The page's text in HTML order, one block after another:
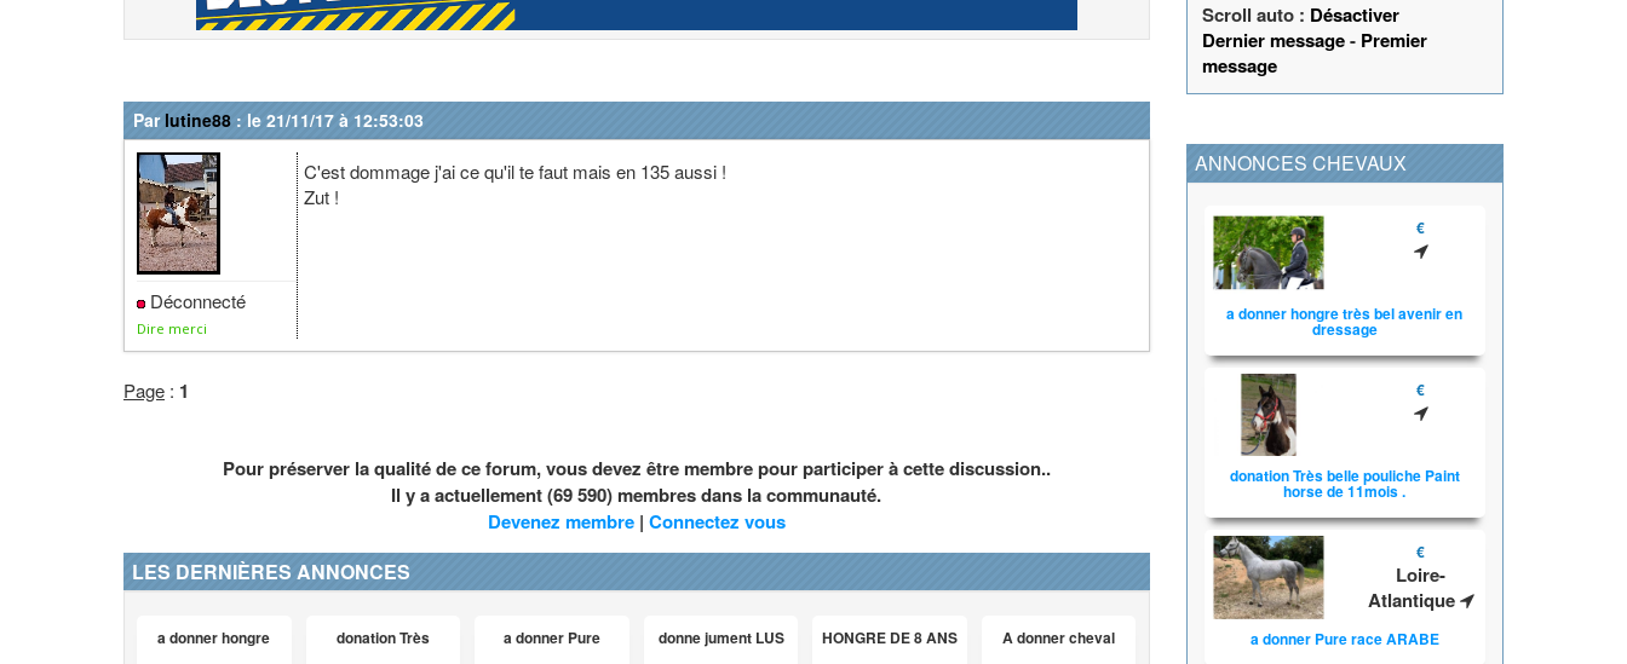
Par lutine88 : le 21/11/17 à 12:53:03
Déconnecté
Dire merci
C'est dommage j'ai ce qu'il te faut mais en 135 aussi !
Zut !
Page : 1
Pour préserver la qualité de ce forum, vous devez être membre pour participer à cette discussion..
Il y a actuellement (69 590) membres dans la communauté.
Devenez membre| Connectez vous
LES DERNIÈRES ANNONCES
a donner hongre donation Très a donner Pure donne jument LUS HONGRE DE 8 ANS A donner cheval
Scroll auto : Désactiver
Dernier message- Premier
message
ANNONCES CHEVAUX
€
a donner hongre très bel avenir en
dressage
€
donation Très belle pouliche Paint
horse de 11mois .
€
Loire-
Atlantique
a donner Pure race ARABE